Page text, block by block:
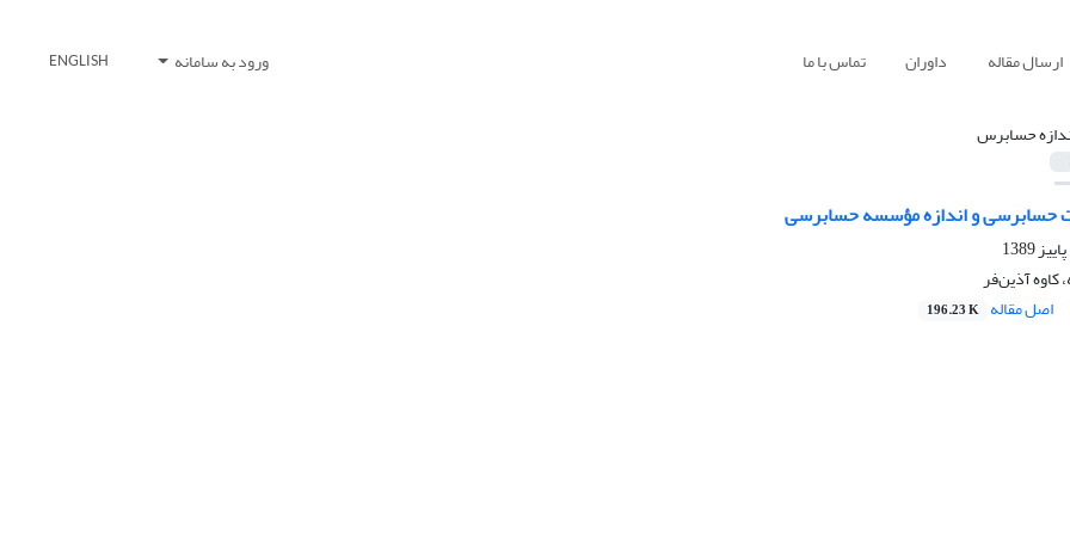
ارسال مقاله داوران تماس با ما ورود به سامانه ENGLISH
حسابرس
حسابرسی و اندازه مؤسسه حسابرسی
آذین‌فر
اصل مقاله 196.23 K